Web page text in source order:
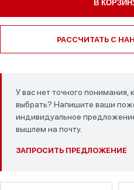
В
РАССЧИТАТЬ С
У вас нет точного понимания,
выбрать? Напишите ваши
индивидуальное
вышлем на почту.
ЗАПРОСИТЬ ПРЕДЛОЖЕНИЕ